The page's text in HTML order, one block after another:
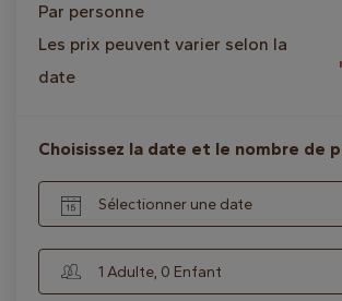
Par personne
Les prix peuvent varier selon la
date
Choisissez la date et le nombre de
Sélectionner une date
1 Adulte, 0 Enfant